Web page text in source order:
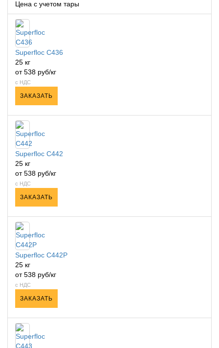
Цена с учетом тары
Superfloc C436
25 кг
от 538 руб/кг
с НДС
ЗАКАЗАТЬ
Superfloc C442
25 кг
от 538 руб/кг
с НДС
ЗАКАЗАТЬ
Superfloc C442P
25 кг
от 538 руб/кг
с НДС
ЗАКАЗАТЬ